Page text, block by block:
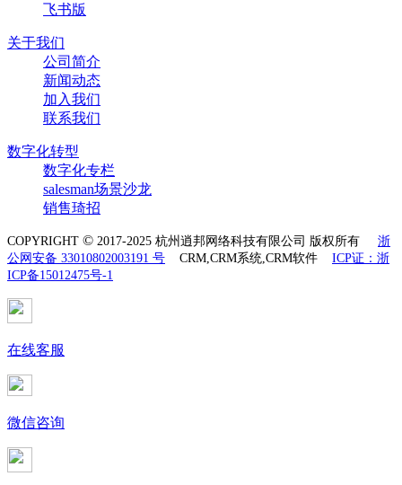
飞书版
关于我们
公司简介
新闻动态
加入我们
联系我们
数字化转型
数字化专栏
salesman场景沙龙
销售琦招
COPYRIGHT © 2017-2025 杭州逍邦网络科技有限公司 版权所有 浙
公网安备 33010802003191 号 CRM,CRM系统,CRM软件 ICP证：浙
ICP备15012475号-1
在线客服
微信咨询